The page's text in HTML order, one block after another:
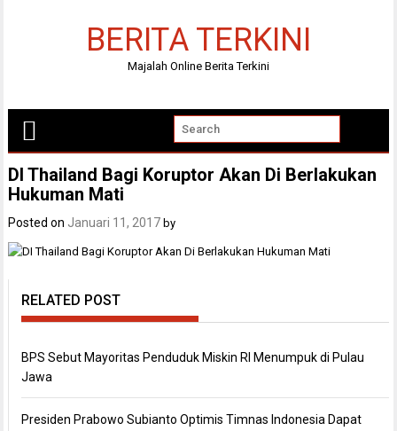
BERITA TERKINI
Majalah Online Berita Terkini
DI Thailand Bagi Koruptor Akan Di Berlakukan
Hukuman Mati
Posted on Januari 11, 2017 by
RELATED POST
BPS Sebut Mayoritas Penduduk Miskin RI Menumpuk di Pulau
Jawa
Presiden Prabowo Subianto Optimis Timnas Indonesia Dapat